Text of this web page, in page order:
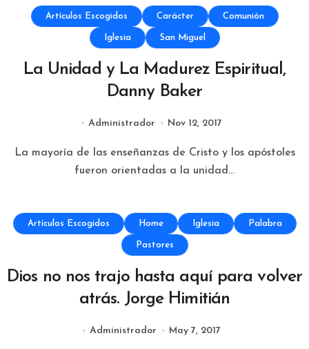
Artículos Escogidos Carácter Comunión
Iglesia San Miguel
La Unidad y La Madurez Espiritual,
Danny Baker
Administrador Nov 12, 2017
La mayoría de las enseñanzas de Cristo y los apóstoles
fueron orientadas a la unidad...
Artículos Escogidos Home Iglesia Palabra
Pastores
Dios no nos trajo hasta aquí para volver
atrás. Jorge Himitián
Administrador May 7, 2017